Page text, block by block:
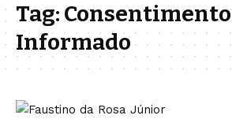
Tag:Consentimento
Informado